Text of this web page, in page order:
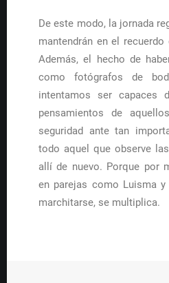
De este modo, la jornada
mantendrán en el
Además, el hecho de
como fotógrafos de
intentamos ser capaces
pensamientos de
seguridad ante tan
todo aquel que observe
allí de nuevo. Porque por
en parejas como Luisma
marchitarse, se multiplica.